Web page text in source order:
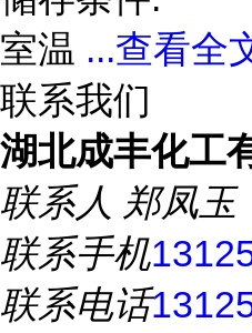
室温 ...查看全
联系我们
湖北成丰化工
联系人 郑凤玉
联系手机
联系电话